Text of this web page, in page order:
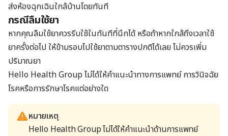
ส่งห้องฉุกเฉินใกล้บ้านโดยทันที
กรณีลืมใช้ยา
หากคุณลืมใช้ยาควรรีบใช้ในทันทีที่นึกได้ หรือถ้าหากใกล้ถึงเวลาใช้
ยาครั้งต่อไป ให้ข้ามรอบไปใช้ยาตามตารางปกติได้เลย ไม่ควรเพิ่ม
ปริมาณยา
Hello Health Group ไม่ได้ให้คำแนะนำทางการแพทย์ การวินิจฉัย
โรคหรือการรักษาโรคแต่อย่างใด
หมายเหตุ
Hello Health Group ไม่ได้ให้คำแนะนำด้านการแพทย์